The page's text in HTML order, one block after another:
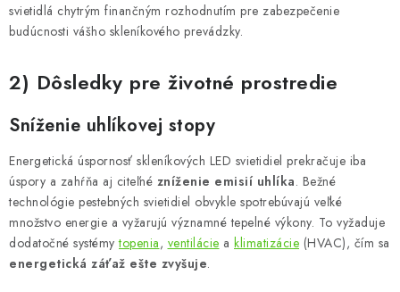
svietidlá chytrým finančným rozhodnutím pre zabezpečenie
budúcnosti vášho skleníkového prevádzky.
2) Dôsledky pre životné prostredie
Sníženie uhlíkovej stopy
Energetická úspornosť skleníkových LED svietidiel prekračuje iba
úspory a zahŕňa aj citeľné zníženie emisií uhlíka. Bežné
technológie pestebných svietidiel obvykle spotrebúvajú veľké
množstvo energie a vyžarujú významné tepelné výkony. To vyžaduje
dodatočné systémytopenia, ventilácie a klimatizácie (HVAC), čím sa
energetická záťaž ešte zvyšuje.